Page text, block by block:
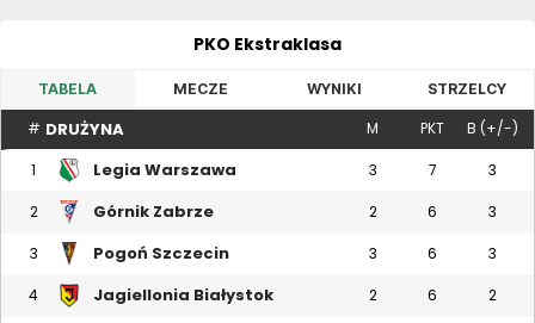
PKO Ekstraklasa
TABELA MECZE WYNIKI STRZELCY
# DRUŻYNA M PKT B (+/-)
1 Legia Warszawa 3 7 3
2 Górnik Zabrze 2 6 3
3 Pogoń Szczecin 3 6 3
4 Jagiellonia Białystok 2 6 2